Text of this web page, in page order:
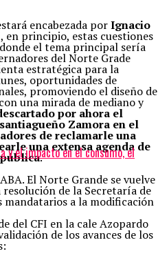
encabezada porIgnacio
en principio, estas cuestiones
el tema principal sería
del Norte Grade
estratégica para la
oportunidades de
promoviendo el diseño de
una mirada de mediano y
por ahora el
Zamora en el
de reclamarle una
una extensa agenda de
.
El Norte Grande se vuelve
de la Secretaría de
mandatarios a la modificación
del CFI en la cale Azopardo
de los avances de los
y el impacto en el consumo, el